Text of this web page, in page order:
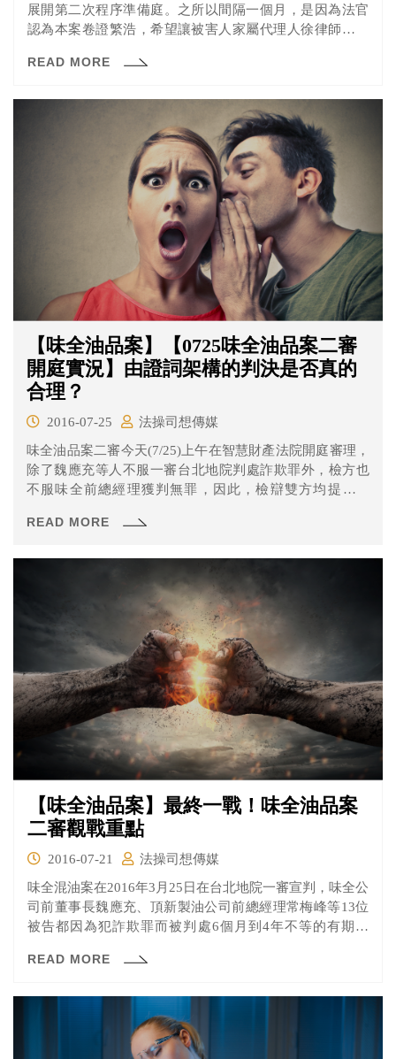
展開第二次程序準備庭。之所以間隔一個月，是因為法官
認為本案卷證繁浩，希望讓被害人家屬代理人徐律師，有
各證據的證據能力表示意見，以及雙方提出有無要再行調
日，時間更為充足，但訴訟程序卻仍不見效率。 本次徐律
師閱卷後發現，被害人家屬曾經表示「依法處理」，進一
步指出實務上確實也會將「依法處理」解釋作有提告的意
思。法院採納此意見，徐律師因而轉為告訴代理人。近一
個月前，告訴人又另外再委任兩位律師。而這兩位律師也
尚未充分閱卷、了解案情，再度減緩了訴訟的進行速度。
READ MORE
【味全油品案】【0725味全油品案二審
開庭實況】由證詞架構的判決是否真的
合理？
2016-07-25
法操司想傳媒
味全油品案二審今天(7/25)上午在智慧財產法院開庭審理，
除了魏應充等人不服一審台北地院判處詐欺罪外，檢方也
不服味全前總經理獲判無罪，因此，檢辯雙方均提起上
護律師在審前接受媒體採訪，痛批一審法院「判決當小說
品案二審第一戰，庭內庭外發生了什麼事呢？就讓《法
操》帶大家一探究竟。
READ MORE
【味全油品案】最終一戰！味全油品案
二審觀戰重點
2016-07-21
法操司想傳媒
味全混油案在2016年3月25日在台北地院一審宣判，味全公
司前董事長魏應充、頂新製油公司前總經理常梅峰等13位
被告都因為犯詐欺罪而被判處6個月到4年不等的有期徒
READ MORE